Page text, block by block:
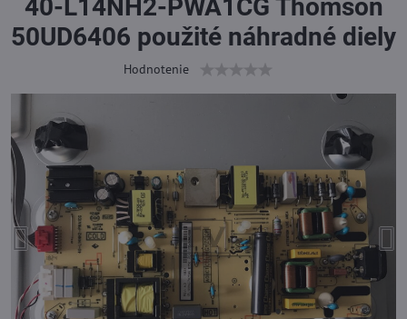
40-L14NH2-PWA1CG Thomson
50UD6406 použité náhradné diely
Hodnotenie